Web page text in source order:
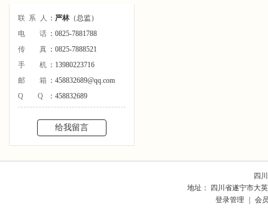
联系人： 严林（总监）
电话：0825-7881788
传真：0825-7888521
手机：13980223716
邮箱：458832689@qq.com
QQ：458832689
给我留言
四
地址： 四川省遂宁市大
登录管理
| 会